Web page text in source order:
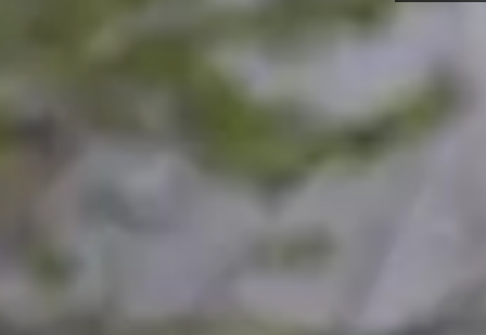
Omloop 2025 - Présentation de l'épreuve